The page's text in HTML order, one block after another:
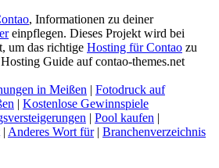
, Informationen zu deiner
einpflegen. Dieses Projekt wird bei
um das richtige Hosting für Contao zu
Guide auf contao-themes.net
in Meißen | Fotodruck auf
| Kostenlose Gewinnspiele
| Pool kaufen |
| Anderes Wort für| Branchenverzeichnis